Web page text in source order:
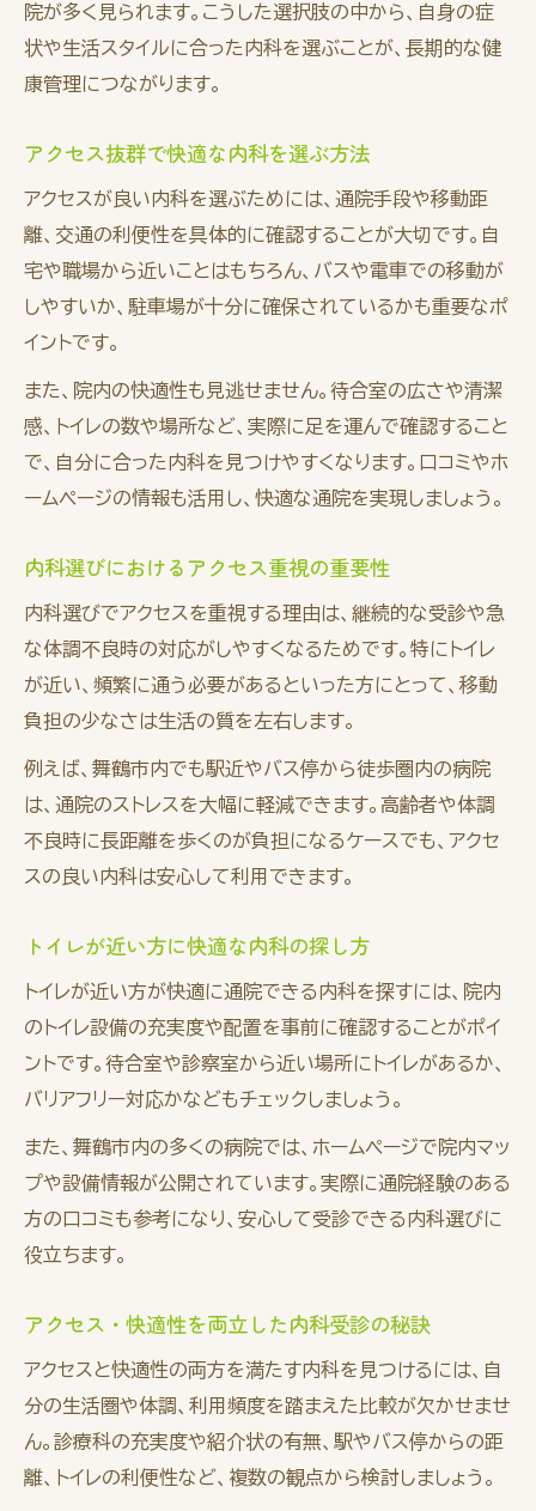
院が多く見られます。こうした選択肢の中から、自身の症
状や生活スタイルに合った内科を選ぶことが、長期的な健
康管理につながります。
アクセス抜群で快適な内科を選ぶ方法
アクセスが良い内科を選ぶためには、通院手段や移動距
離、交通の利便性を具体的に確認することが大切です。自
宅や職場から近いことはもちろん、バスや電車での移動が
しやすいか、駐車場が十分に確保されているかも重要なポ
イントです。
また、院内の快適性も見逃せません。待合室の広さや清潔
感、トイレの数や場所など、実際に足を運んで確認すること
で、自分に合った内科を見つけやすくなります。口コミやホ
ームページの情報も活用し、快適な通院を実現しましょう。
内科選びにおけるアクセス重視の重要性
内科選びでアクセスを重視する理由は、継続的な受診や急
な体調不良時の対応がしやすくなるためです。特にトイレ
が近い、頻繁に通う必要があるといった方にとって、移動
負担の少なさは生活の質を左右します。
例えば、舞鶴市内でも駅近やバス停から徒歩圏内の病院
は、通院のストレスを大幅に軽減できます。高齢者や体調
不良時に長距離を歩くのが負担になるケースでも、アクセ
スの良い内科は安心して利用できます。
トイレが近い方に快適な内科の探し方
トイレが近い方が快適に通院できる内科を探すには、院内
のトイレ設備の充実度や配置を事前に確認することがポイ
ントです。待合室や診察室から近い場所にトイレがあるか、
バリアフリー対応かなどもチェックしましょう。
また、舞鶴市内の多くの病院では、ホームページで院内マッ
プや設備情報が公開されています。実際に通院経験のある
方の口コミも参考になり、安心して受診できる内科選びに
役立ちます。
アクセス・快適性を両立した内科受診の秘訣
アクセスと快適性の両方を満たす内科を見つけるには、自
分の生活圏や体調、利用頻度を踏まえた比較が欠かせませ
ん。診療科の充実度や紹介状の有無、駅やバス停からの距
離、トイレの利便性など、複数の観点から検討しましょう。